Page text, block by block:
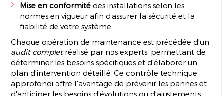
Mise en conformité des installations selon les
normes en vigueur afin d'assurer la sécurité et la
fiabilité de votre système.
Chaque opération de maintenance est précédée d'un
audit completréalisé par nos experts, permettant de
déterminer les besoins spécifiques et d'élaborer un
plan d'intervention détaillé. Ce contrôle technique
approfondi offre l'avantage de prévenir les pannes et
d'anticiper les besoins d'évolutions ou d'ajustements